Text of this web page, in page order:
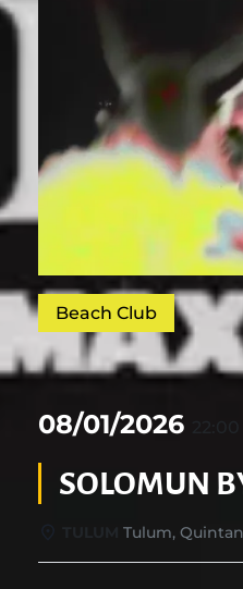
Beach Club
08/01/2026
SOLOMUN
Tulum,